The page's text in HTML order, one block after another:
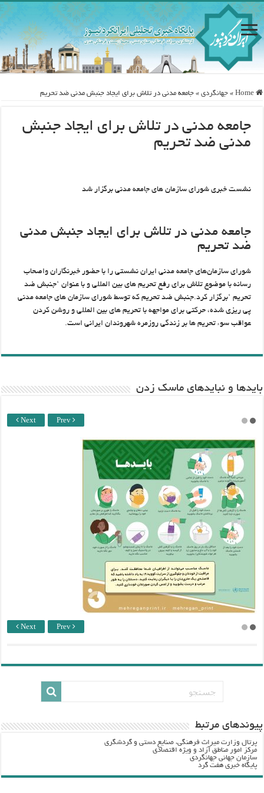
Home
» جهانگردی » جامعه مدنی در تلاش برای ایجاد جنبش مدنی ضد تحریم
جامعه مدنی در تلاش برای ایجاد جنبش
مدنی ضد تحریم
نشست خبری شورای سازمان های جامعه مدنی برگزار شد
جامعه مدنی در تلاش برای ایجاد جنبش مدنی
ضد تحریم
شورای سازمان‌های جامعه مدنی ایران نشستی را با حضور خبرنگاران واصحاب
رسانه با موضوع تلاش برای رفع تحریم های بین المللی و با عنوان ‘جنبش ضد
تحریم ‘برگزار کرد.جنبش ضد تحریم که توسط شورای سازمان های جامعه مدنی
پی ریزی شده، حرکتی برای مواجهه با تحریم های بین المللی و روشن کردن
عواقب سوء تحریم ها بر زندگی روزمره شهروندان ایرانی است.
باید‌ها و نبایدهای ماسک زدن
Next Prev
Next Prev
پيوندهاي مرتبط
پرتال وزارت ميراث فرهنگي، صنایع دستی و گردشگري
مرکز امور مناطق آزاد و ویژه اقتصادی
سازمان جهانی جهانگردی
پایگاه خبری هفت گرد